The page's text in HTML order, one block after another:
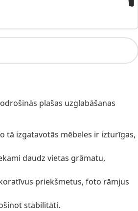
plašas uzglabāšanas
tā izgatavotās mēbeles ir izturīgas,
daudz vietas grāmatu,
priekšmetus, foto rāmjus
stabilitāti.